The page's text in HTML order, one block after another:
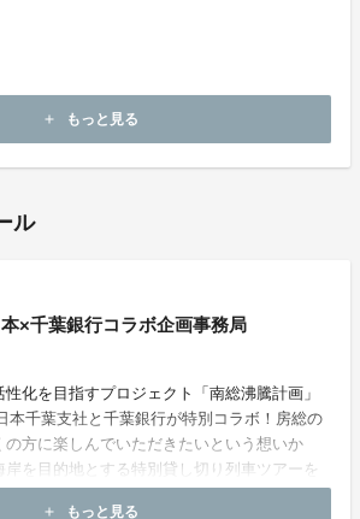
add もっと見る
ル
×千葉銀行コラボ企画事務局
化を目指すプロジェクト「南総沸騰計画」
本千葉支社と千葉銀行が特別コラボ！房総の
方に楽しんでいただきたいという想いか
岸を目的地とする特別貸し切り列車ツアーを
add もっと見る